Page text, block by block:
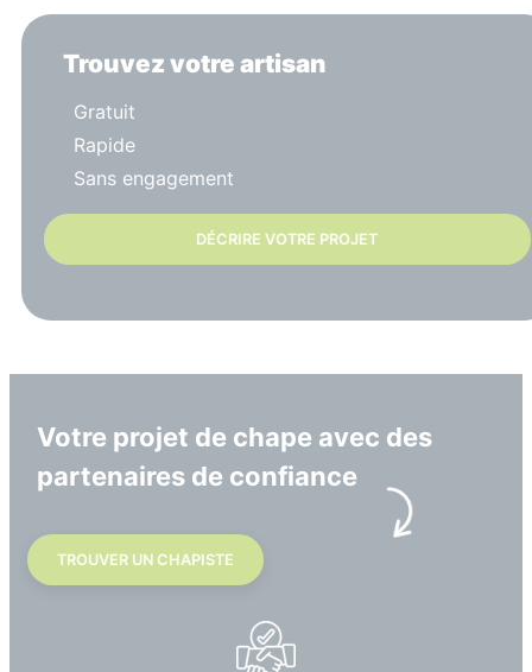
Trouvez votre artisan
Gratuit
Rapide
Sans engagement
DÉCRIRE VOTRE PROJET
Votre projet de chape avec des
partenaires de confiance
TROUVER UN CHAPISTE